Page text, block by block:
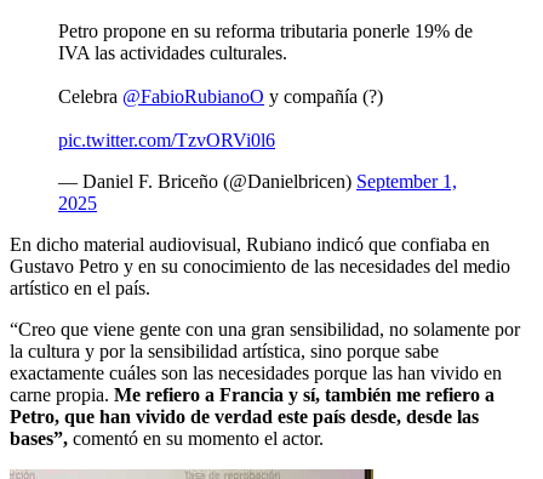
Petro propone en su reforma tributaria ponerle 19% de
IVA las actividades culturales.
Celebra @FabioRubianoO y compañía (?)
pic.twitter.com/TzvORVi0l6
— Daniel F. Briceño (@Danielbricen) September 1,
2025
En dicho material audiovisual, Rubiano indicó que confiaba en
Gustavo Petro y en su conocimiento de las necesidades del medio
artístico en el país.
“Creo que viene gente con una gran sensibilidad, no solamente por
la cultura y por la sensibilidad artística, sino porque sabe
exactamente cuáles son las necesidades porque las han vivido en
carne propia. Me refiero a Francia y sí, también me refiero a
Petro, que han vivido de verdad este país desde, desde las
bases”, comentó en su momento el actor.